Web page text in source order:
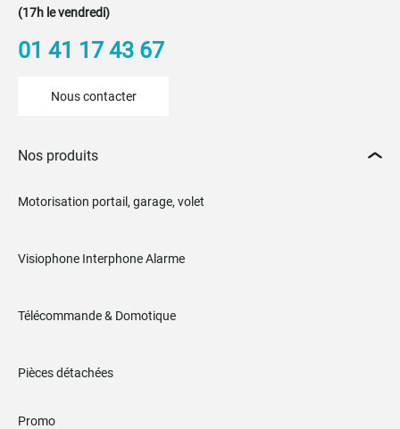
(17h le vendredi)
01 41 17 43 67
Nous contacter
Nos produits
Motorisation portail, garage, volet
Visiophone Interphone Alarme
Télécommande & Domotique
Pièces détachées
Promo